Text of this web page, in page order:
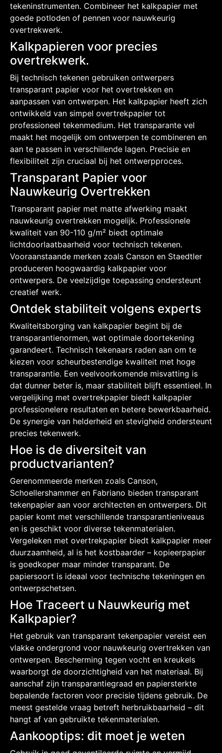
tekeninstrumenten. Combineer het kalkpapier met
goede potloden of pennen voor nauwkeurig
overtrekwerk.
Kalkpapieren voor precies
overtrekwerk.
Bij technisch tekenen gebruiken ontwerpers
transparant papier voor het overtrekken en
aanpassen van ontwerpen. Het kalkpapier heeft zich
ontwikkeld van simpel overtrekpapier tot
professioneel tekenmedium. Het transparante vel
maakt het mogelijk om ontwerpen te combineren en
aan te passen in verschillende lagen. Precisie en
flexibiliteit zijn cruciaal bij het ontwerpproces.
Transparant Papier voor
Nauwkeurig Overtrekken
Transparant papier met matte afwerking maakt
nauwkeurig overtrekken mogelijk. Professionele
kwaliteit van 90-110 g/m² biedt optimale
lichtdoorlaatbaarheid voor technisch tekenen.
Vooraanstaande merken zoals Canson en Staedtler
produceren hoogwaardig kalkpapier voor
ontwerpers. De veelzijdige toepassing ondersteunt
creatief werk.
Ontdek stabiliteit volgens experts
Kwaliteitsborging van kalkpapier begint bij de
transparantienormen, wat optimale doortekening
garandeert. Technisch tekenaars raden aan om te
kiezen voor scheurbestendige kwaliteit met hoge
transparantie. Een veelvoorkomende misvatting is
dat dunner beter is, maar stabiliteit blijft essentieel. In
vergelijking met overtrekpapier biedt kalkpapier
professionelere resultaten en betere bewerkbaarheid.
De synergie van helderheid en stevigheid ondersteunt
precies tekenwerk.
Hoe is de diversiteit van
productvarianten?
Gerenommeerde merken zoals Canson,
Schoellershammer en Fabriano bieden transparant
tekenpapier aan voor architecten en ontwerpers. Dit
papier komt met verschillende transparantieniveaus
en is geschikt voor diverse tekenmaterialen.
Vergeleken met overtrekpapier biedt kalkpapier meer
duurzaamheid, al is het kostbaarder – kopieerpapier
is goedkoper maar minder transparant. De
papiersoort is ideaal voor technische tekeningen en
ontwerpschetsen.
Hoe Traceert u Nauwkeurig met
Kalkpapier?
Het gebruik van transparant tekenpapier vereist een
vlakke ondergrond voor nauwkeurig overtrekken van
ontwerpen. Bescherming tegen vocht en kreukels
waarborgt de doorzichtigheid van het materiaal. Bij
aanschaf zijn transparantiegraad en papiersterkte
bepalende factoren voor precisie tijdens gebruik. De
meest gestelde vraag betreft herbruikbaarheid – dit
hangt af van gebruikte tekenmaterialen.
Aankooptips: dit moet je weten